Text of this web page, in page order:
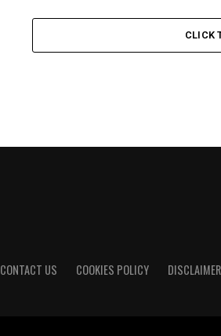
CLICK
CONTACT US COOKIES POLICY DISCLAIMER